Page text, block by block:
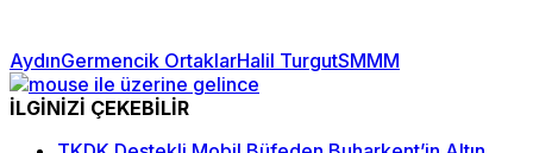
AydınGermencik OrtaklarHalil TurgutSMMM
İLGİNİZİ ÇEKEBİLİR